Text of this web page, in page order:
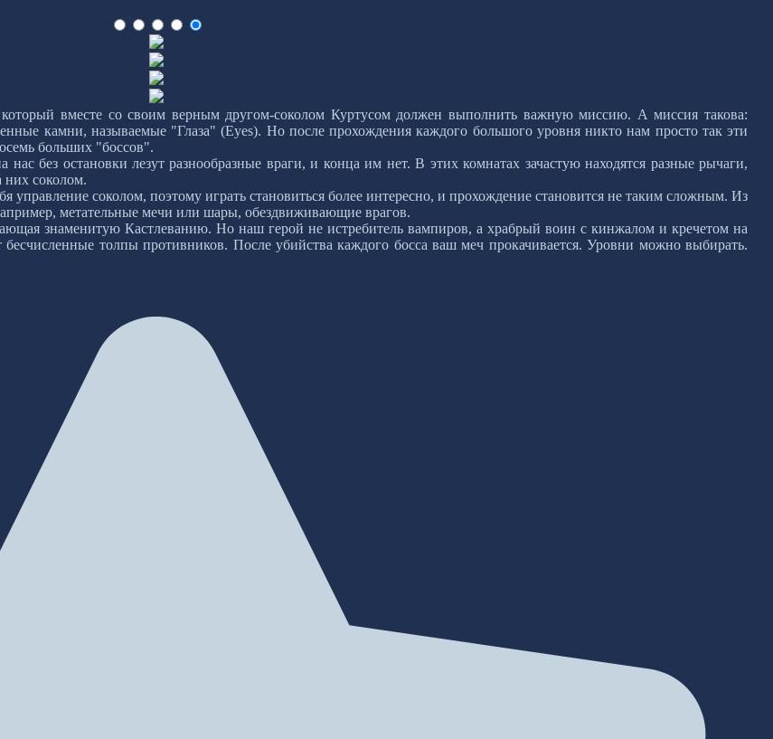
вместе со своим верным другом-соколом Куртусом должен выполнить важную миссию. А миссия такова:
камни, называемые "Глаза" (Eyes). Но после прохождения каждого большого уровня никто нам просто так эти
больших "боссов".
без остановки лезут разнообразные враги, и конца им нет. В этих комнатах зачастую находятся разные рычаги,
них соколом.
соколом, поэтому играть становиться более интересно, и прохождение становится не таким сложным. Из
метательные мечи или шары, обездвиживающие врагов.
знаменитую Кастлеванию. Но наш герой не истребитель вампиров, а храбрый воин с кинжалом и кречетом на
толпы противников. После убийства каждого босса ваш меч прокачивается. Уровни можно выбирать.